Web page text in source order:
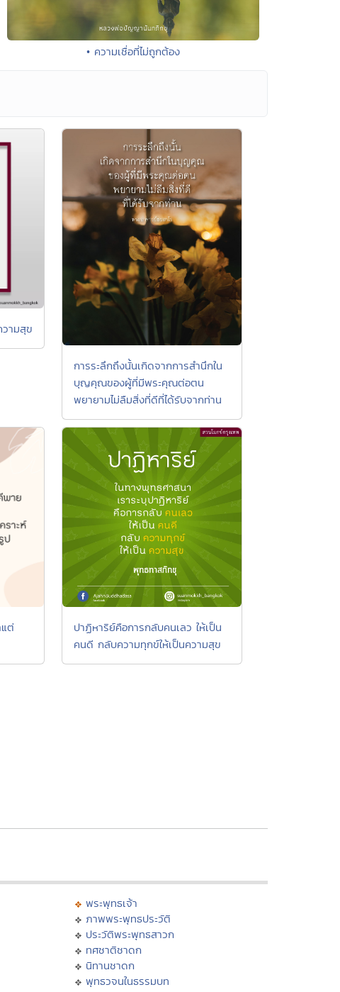
• ความเชื่อที่ไม่ถูกต้อง
ามสุข
การระลึกถึงนั้นเกิดจากการสำนึกใน
บุญคุณของผู้ที่มีพระคุณต่อตน
พยายามไม่ลืมสิ่งที่ดีที่ได้รับจากท่าน
ต่
ปาฏิหาริย์คือการกลับคนเลว ให้เป็น
คนดี กลับความทุกข์ให้เป็นความสุข
พระพุทธเจ้า
ภาพพระพุทธประวัติ
ประวัติพระพุทธสาวก
ทศชาติชาดก
นิทานชาดก
พุทธวจนในธรรมบท